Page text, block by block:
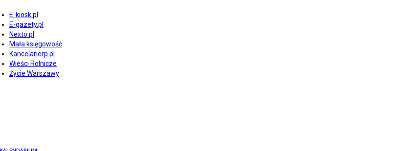
E-kiosk.pl
E-gazety.pl
Nexto.pl
Mała księgowość
Kancelarierp.pl
Wieści Rolnicze
Życie Warszawy